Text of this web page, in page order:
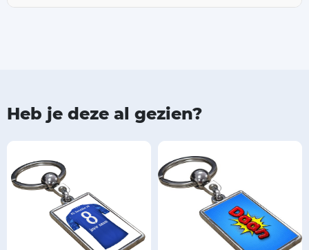
Heb je deze al gezien?